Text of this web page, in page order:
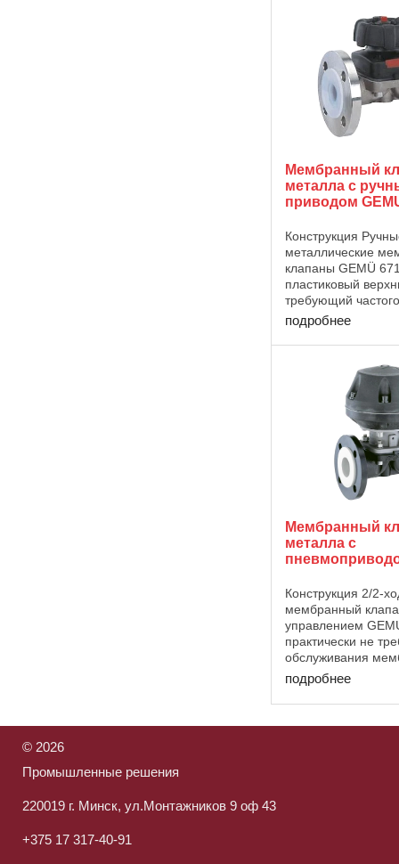
Мембранный
металла с
приводом
Конструкция
металлические
клапаны GEMÜ
пластиковый
требующий частого
обслуживания, и
оптический
в стандартной
Технические
подробнее
Мембранный
металла с
Конструкция 2/2-
мембранный
управлением
практически не
обслуживания
приводом.
клапаны с
управления
подробнее
© 2026
Промышленные решения
220019 г. Минск, ул.Монтажников 9 оф 43
+375 17 317-40-91